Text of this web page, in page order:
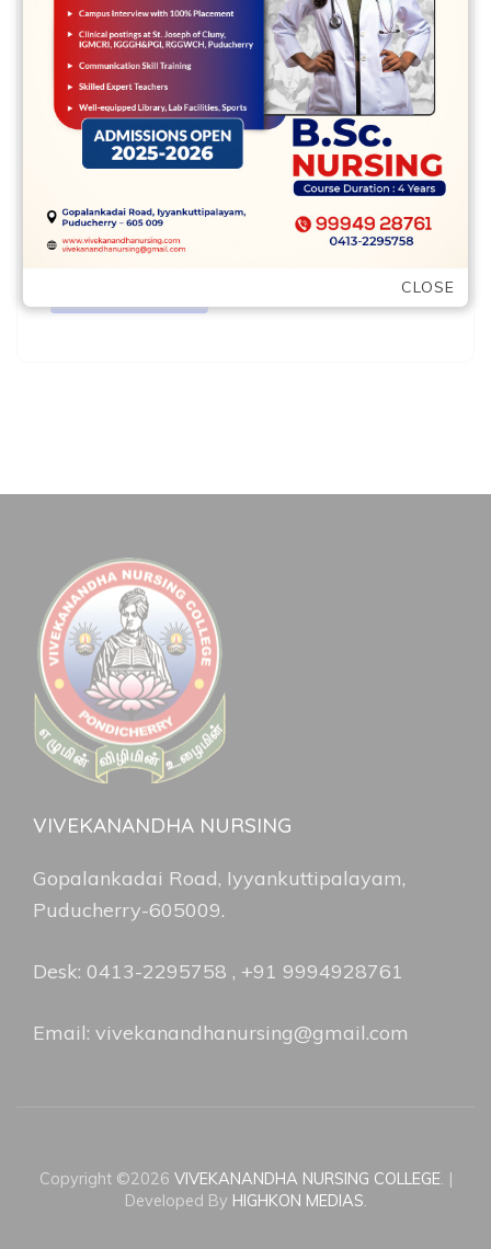
5 May,2022
Leave a comment
Wanneer alleinerziehender Single hat
man es bei der Partnersuche auf keinen
fall light. Die autoren petzen, entsprechend
respons als Alleinstehender …
VIVEKANANDHA NURSING
Gopalankadai Road, Iyyankuttipalayam,
Puducherry-605009.
Desk: 0413-2295758 , +91 9994928761
Email: vivekanandhanursing@gmail.com
Copyright ©2026 VIVEKANANDHA NURSING COLLEGE. |
Developed By HIGHKON MEDIAS.
CLOSE